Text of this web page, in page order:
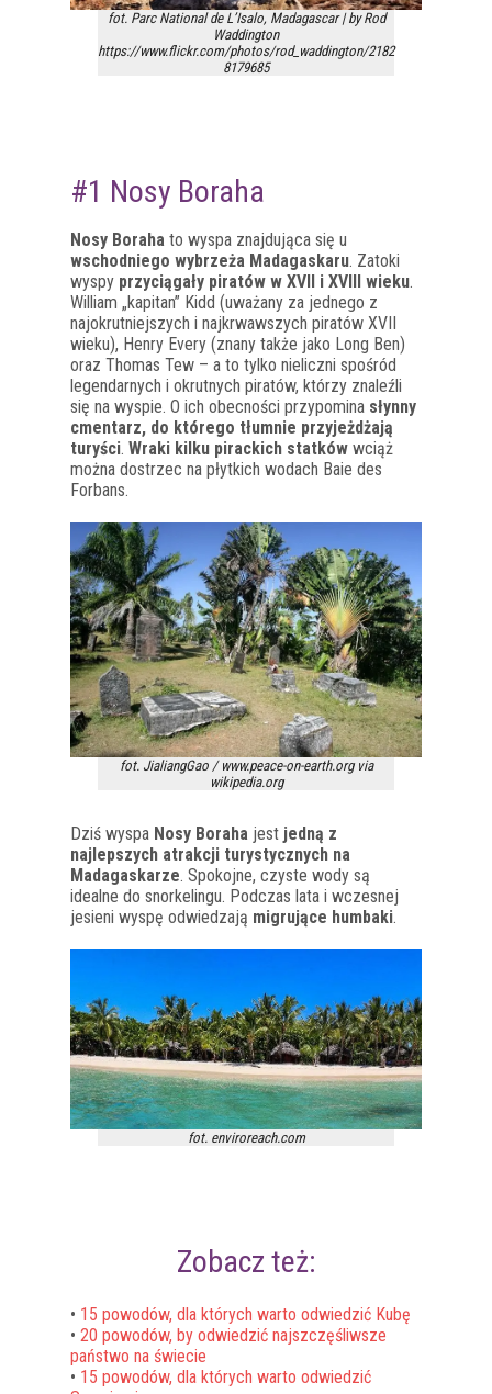
fot. Parc National de L’Isalo, Madagascar | by Rod
Waddington
https://www.flickr.com/photos/rod_waddington/2182
8179685
#1 Nosy Boraha
Nosy Boraha to wyspa znajdująca się u
wschodniego wybrzeża Madagaskaru. Zatoki
wyspy przyciągały piratów w XVII i XVIII wieku.
William „kapitan” Kidd (uważany za jednego z
najokrutniejszych i najkrwawszych piratów XVII
wieku), Henry Every (znany także jako Long Ben)
oraz Thomas Tew – a to tylko nieliczni spośród
legendarnych i okrutnych piratów, którzy znaleźli
się na wyspie. O ich obecności przypomina słynny
cmentarz, do którego tłumnie przyjeżdżają
turyści. Wraki kilku pirackich statków wciąż
można dostrzec na płytkich wodach Baie des
Forbans.
fot. JialiangGao / www.peace-on-earth.org via
wikipedia.org
Dziś wyspa Nosy Boraha jest jedną z
najlepszych atrakcji turystycznych na
Madagaskarze. Spokojne, czyste wody są
idealne do snorkelingu. Podczas lata i wczesnej
jesieni wyspę odwiedzają migrujące humbaki.
fot. enviroreach.com
Zobacz też:
• 15 powodów, dla których warto odwiedzić Kubę
• 20 powodów, by odwiedzić najszczęśliwsze
państwo na świecie
• 15 powodów, dla których warto odwiedzić